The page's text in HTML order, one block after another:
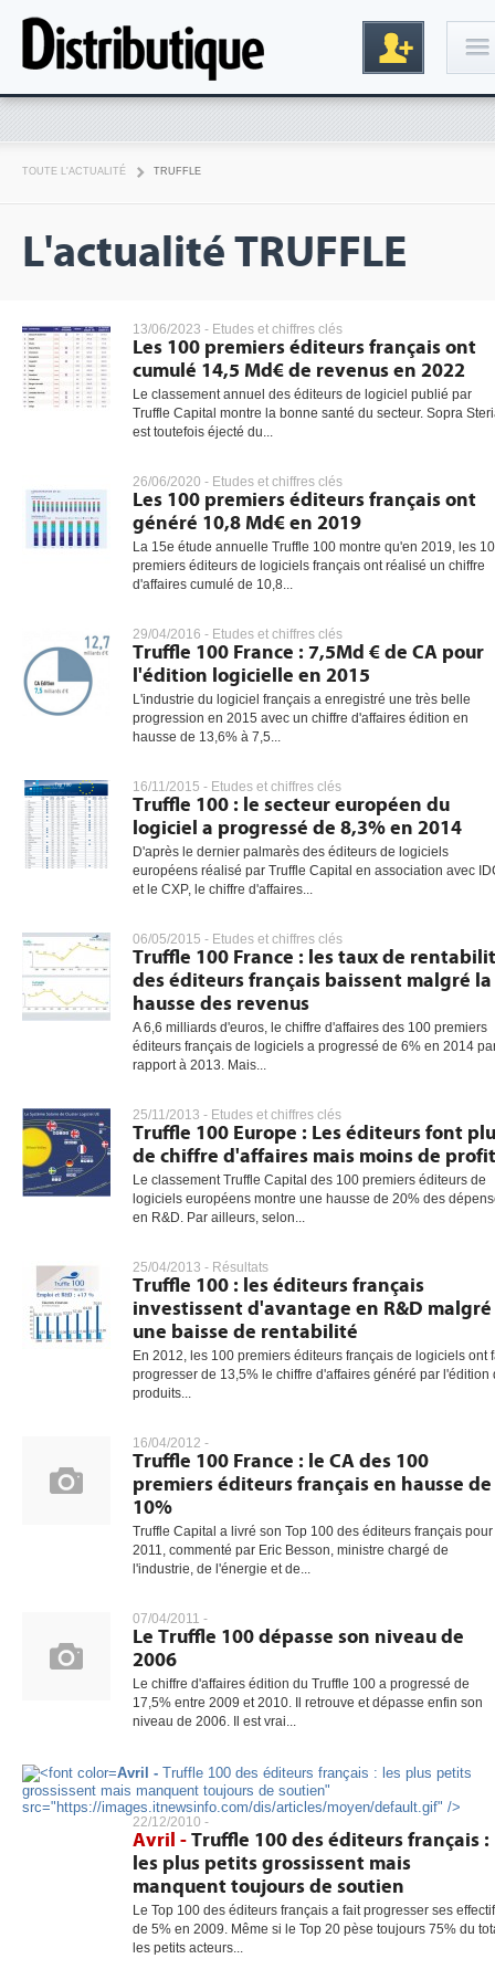
Inscription
gratuite
TOUTE L'ACTUALITÉ TRUFFLE
L'actualité TRUFFLE
13/06/2023 - Etudes et chiffres clés
Les 100 premiers éditeurs français ont
cumulé 14,5 Md€ de revenus en 2022
Le classement annuel des éditeurs de logiciel publié par
Truffle Capital montre la bonne santé du secteur. Sopra
est toutefois éjecté du...
26/06/2020 - Etudes et chiffres clés
Les 100 premiers éditeurs français ont
généré 10,8 Md€ en 2019
La 15e étude annuelle Truffle 100 montre qu'en 2019, les
premiers éditeurs de logiciels français ont réalisé un chiffre
d'affaires cumulé de 10,8...
29/04/2016 - Etudes et chiffres clés
Truffle 100 France : 7,5Md € de CA pour
l'édition logicielle en 2015
L'industrie du logiciel français a enregistré une très belle
progression en 2015 avec un chiffre d'affaires édition en
hausse de 13,6% à 7,5...
16/11/2015 - Etudes et chiffres clés
Truffle 100 : le secteur européen du
logiciel a progressé de 8,3% en 2014
D'après le dernier palmarès des éditeurs de logiciels
européens réalisé par Truffle Capital en association avec
et le CXP, le chiffre d'affaires...
06/05/2015 - Etudes et chiffres clés
Truffle 100 France : les taux de
des éditeurs français baissent malgré la
hausse des revenus
A 6,6 milliards d'euros, le chiffre d'affaires des 100 premiers
éditeurs français de logiciels a progressé de 6% en 2014
rapport à 2013. Mais...
25/11/2013 - Etudes et chiffres clés
Truffle 100 Europe : Les éditeurs font
de chiffre d'affaires mais moins de
Le classement Truffle Capital des 100 premiers éditeurs de
logiciels européens montre une hausse de 20% des
en R&D. Par ailleurs, selon...
25/04/2013 - Résultats
Truffle 100 : les éditeurs français
investissent d'avantage en R&D malgré
une baisse de rentabilité
En 2012, les 100 premiers éditeurs français de logiciels ont
progresser de 13,5% le chiffre d'affaires généré par l'édition
produits...
16/04/2012 -
Truffle 100 France : le CA des 100
premiers éditeurs français en hausse de
10%
Truffle Capital a livré son Top 100 des éditeurs français pour
2011, commenté par Eric Besson, ministre chargé de
l'industrie, de l'énergie et de...
07/04/2011 -
Le Truffle 100 dépasse son niveau de
2006
Le chiffre d'affaires édition du Truffle 100 a progressé de
17,5% entre 2009 et 2010. Il retrouve et dépasse enfin son
niveau de 2006. Il est vrai...
Avril - Truffle 100 des éditeurs français : les plus petits
grossissent mais manquent toujours de soutien"
src="https://images.itnewsinfo.com/dis/articles/moyen/default.gif" />
22/12/2010 -
Avril -Truffle 100 des éditeurs français :
les plus petits grossissent mais
manquent toujours de soutien
Le Top 100 des éditeurs français a fait progresser ses
de 5% en 2009. Même si le Top 20 pèse toujours 75% du
les petits acteurs...